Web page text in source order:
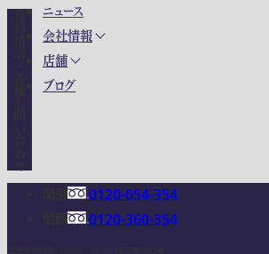
ニュース
会社情報
店舗
ブログ
0120-054-354
0120-360-354